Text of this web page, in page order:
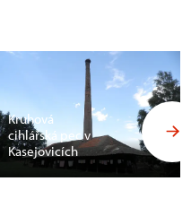
Kruhová
cihlářská pec v
Kasejovicích